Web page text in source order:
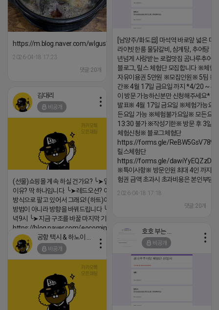
https://m.blog.naver.com/wlgus1647/224253846149
2026-04-18 17:23
댓글:20개
[남양주/화도읍] 마석역 바로앞 넓은 매
라이빗한룸 물닭갈비, 삼계탕, 추어탕 맛
년넘게 사랑받는 로컬맛집 곰나루추어
블로그, 릴스 체험단 모집합니다 ※체험
자유이용권 5만원 ※모집인원※ 5팀 ※
간※ 4월 17일 금요일 까지 *4/20 ~ 4/
이 방문 가능하신분만 신청해주세요* ※
발표※ 4월 17일 금요일 ※체험가능요
든요일 가능 ※체험불가요일※ 모든요
13:30 불가 ※작성기한※ 방문 후 3일
체험신청※ 블로그체험단
https://forms.gle/
릴스체험단
https://forms.gle/
※특이사항※ 방문인원 최대 4인 까지
험권 금액 초과시 초과비용은 본인부담
2026-04-18 17:18
댓글:20개
김대리
비공개
(선물)쇼핑몰 계속 하실 건가요? ╰➤열심히 해도 안되는
이유? 딱 하나입니다. ╰➤레드오션? 아니요! ╰➤모두 같은
방식으로 팔고 있어서 그래요! (하트)이번엔 다릅니다. ╰➤
방법이 아니라 방향을 바꿔드립니다 ╰➤4월 21일(화) 저
녁9시 ╰➤지금 구조를 바꿀 마지막 기회
https://blog.naver.com/eocomim/224250518436
2026-04-18 17:15
비공개
비공개